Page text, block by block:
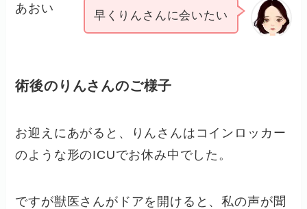
あおい
早くりんさんに会いたい
術後のりんさんのご様子
お迎えにあがると、りんさんはコインロッカー
のような形のICUでお休み中でした。
ですが獣医さんがドアを開けると、私の声が聞